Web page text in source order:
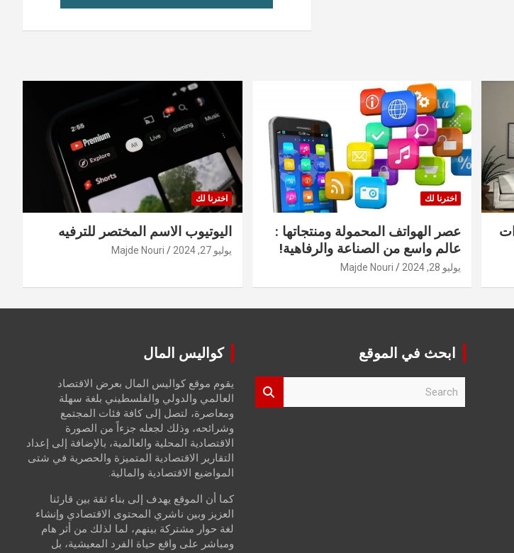
اخترنا لك
عصر الهواتف المحمولة ومنتجاتها :
عالم واسع من الصناعة والرفاهية!
يوليو 28, 2024 Majde Nouri
اخترنا لك
اليوتيوب الاسم المختصر للترفيه
يوليو 27, 2024 Majde Nouri
ابحث في الموقع كواليس المال
يقوم موقع كواليس المال بعرض الاقتصاد
العالمي والدولي والفلسطيني بلغة سهلة
ومعاصرة، لتصل إلى كافة فئات المجتمع
وشرائحه، وذلك لجعله جزءاً من الصورة
الاقتصادية المحلية والعالمية، بالإضافة إلى إعداد
التقارير الاقتصادية المتميزة والحصرية في شتى
المواضيع الاقتصادية والمالية.
كما أن الموقع يهدف إلى بناء ثقة بين قارئنا
العزيز وبين ناشري المحتوى الاقتصادي وإنشاء
لغة حوار مشتركة بينهم، لما لذلك من أثر هام
ومباشر على واقع حياة الفرد المعيشية، بل